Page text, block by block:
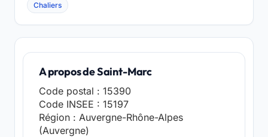
Chaliers
A propos de Saint-Marc
Code postal : 15390
Code INSEE : 15197
Région : Auvergne-Rhône-Alpes
(Auvergne)